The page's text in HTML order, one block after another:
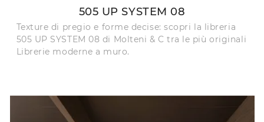
505 UP SYSTEM 08
Texture di pregio e forme decise: scopri la libreria
505 UP SYSTEM 08 di Molteni & C tra le più originali
Librerie moderne a muro.